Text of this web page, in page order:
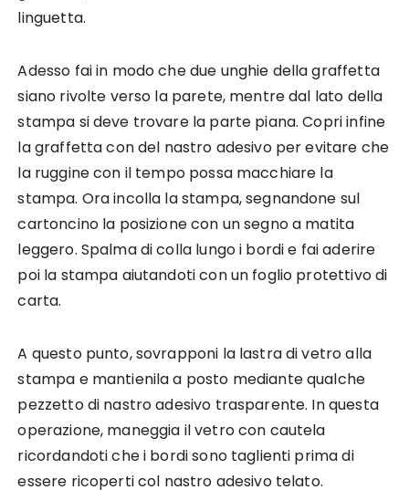
linguetta.
Adesso fai in modo che due unghie della graffetta
siano rivolte verso la parete, mentre dal lato della
stampa si deve trovare la parte piana. Copri infine
la graffetta con del nastro adesivo per evitare che
la ruggine con il tempo possa macchiare la
stampa. Ora incolla la stampa, segnandone sul
cartoncino la posizione con un segno a matita
leggero. Spalma di colla lungo i bordi e fai aderire
poi la stampa aiutandoti con un foglio protettivo di
carta.
A questo punto, sovrapponi la lastra di vetro alla
stampa e mantienila a posto mediante qualche
pezzetto di nastro adesivo trasparente. In questa
operazione, maneggia il vetro con cautela
ricordandoti che i bordi sono taglienti prima di
essere ricoperti col nastro adesivo telato.